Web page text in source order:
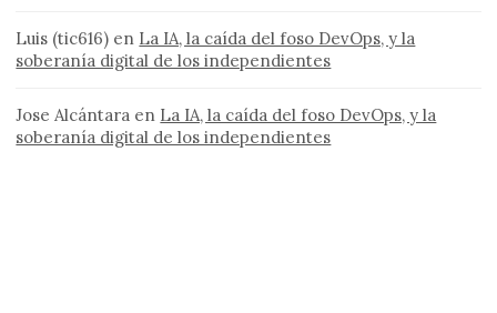
Luis (tic616) en La IA, la caída del foso DevOps, y la
soberanía digital de los independientes
Jose Alcántara en La IA, la caída del foso DevOps, y la
soberanía digital de los independientes